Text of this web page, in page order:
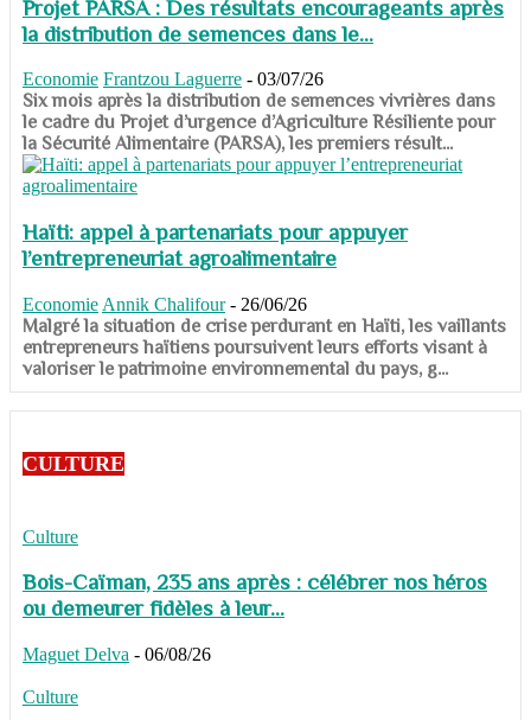
Projet PARSA : Des résultats encourageants après
la distribution de semences dans le...
Economie Frantzou Laguerre - 03/07/26
​​​​​​​Six mois après la distribution de semences vivrières dans
le cadre du Projet d’urgence d’Agriculture Résiliente pour
la Sécurité Alimentaire (PARSA), les premiers résult...
Haïti: appel à partenariats pour appuyer
l’entrepreneuriat agroalimentaire
Economie Annik Chalifour - 26/06/26
​​​​​​​Malgré la situation de crise perdurant en Haïti, les vaillants
entrepreneurs haïtiens poursuivent leurs efforts visant à
valoriser le patrimoine environnemental du pays, g...
CULTURE
Culture
Bois-Caïman, 235 ans après : célébrer nos héros
ou demeurer fidèles à leur...
Maguet Delva - 06/08/26
Culture